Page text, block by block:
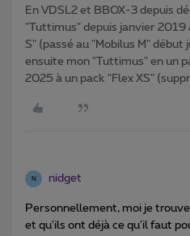
En VDSL2 et BBOX-3 depuis
"Tuttimus" depuis janvier 2019
S" (passé au "Mobilus M"
ensuite mon "Tuttimus" en un
2025 à un pack "Flex XS"
N nidget
Personnellement, moi je
et qu'ils ont déjà ce qu'il faut